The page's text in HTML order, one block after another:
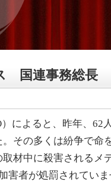
国連事務総長
によると、昨年、
その多くは紛争で命
材中に殺害されるメ
害者が処罰されてい